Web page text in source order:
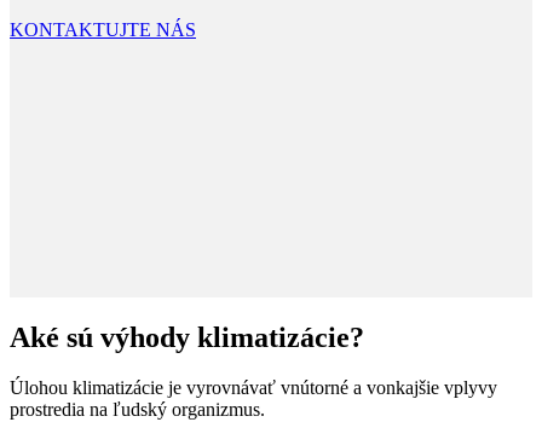
KONTAKTUJTE NÁS
Aké sú výhody klimatizácie?
Úlohou klimatizácie je vyrovnávať vnútorné a vonkajšie vplyvy
prostredia na ľudský organizmus.